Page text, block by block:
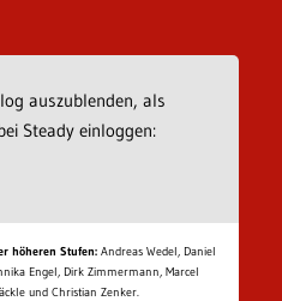
auszublenden, als
Steady einloggen:
höheren Stufen: Andreas Wedel, Daniel
Engel, Dirk Zimmermann, Marcel
und Christian Zenker.